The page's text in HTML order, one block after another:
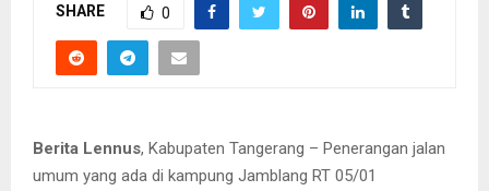
SHARE 0
Berita Lennus, Kabupaten Tangerang – Penerangan jalan
umum yang ada di kampung Jamblang RT 05/01